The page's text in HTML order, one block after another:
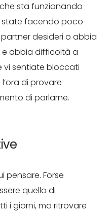
sta funzionando
state facendo poco
partner desideri o abbia
abbia difficoltà a
vi sentiate bloccati
di provare
di parlarne.
pensare. Forse
quello di
i giorni, ma ritrovare